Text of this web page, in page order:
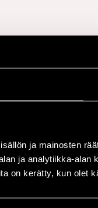
ja mainosten
ja analytiikka-
on kerätty, kun olet